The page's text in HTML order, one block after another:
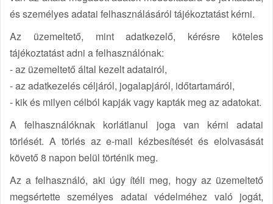
és személyes adatai felhasználásáról tájékoztatást kérni.
Az üzemeltető, mint adatkezelő, kérésre köteles
tájékoztatást adni a felhasználónak:
- az üzemeltető által kezelt adatairól,
- az adatkezelés céljáról, jogalapjáról, időtartamáról,
- kik és milyen célból kapják vagy kapták meg az adatokat.
A felhasználóknak korlátlanul joga van kérni adatai
törlését. A törlés az e-mail kézbesítését és elolvasását
követő 8 napon belül történik meg.
Az a felhasználó, aki úgy ítéli meg, hogy az üzemeltető
megsértette személyes adatai védelméhez való jogát,